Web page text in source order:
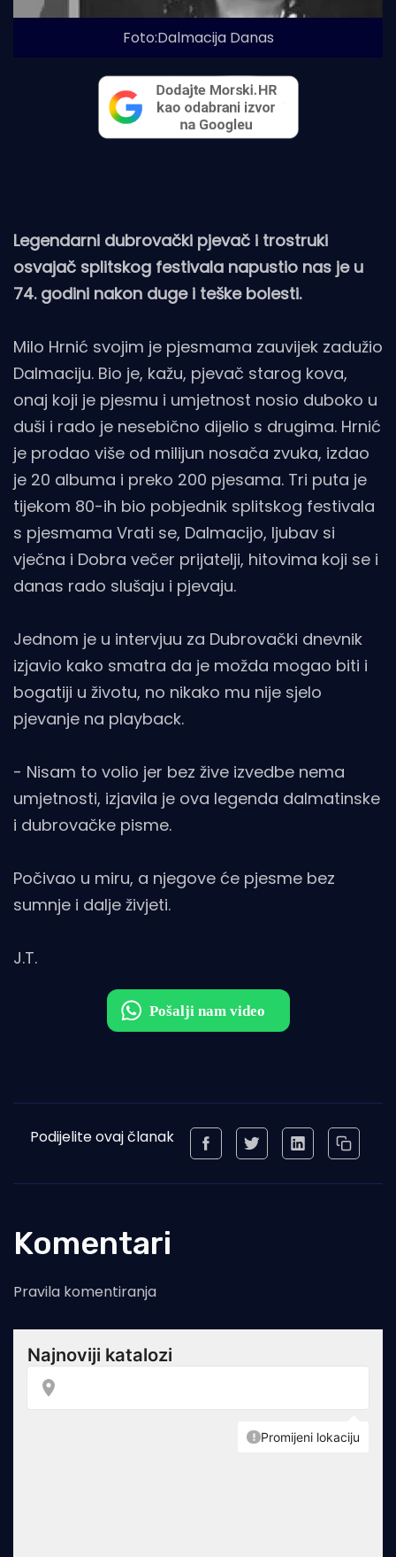
Foto:Dalmacija Danas
Legendarni dubrovački pjevač i trostruki
osvajač splitskog festivala napustio nas je u
74. godini nakon duge i teške bolesti.
Milo Hrnić svojim je pjesmama zauvijek zadužio
Dalmaciju. Bio je, kažu, pjevač starog kova,
onaj koji je pjesmu i umjetnost nosio duboko u
duši i rado je nesebično dijelio s drugima. Hrnić
je prodao više od milijun nosača zvuka, izdao
je 20 albuma i preko 200 pjesama. Tri puta je
tijekom 80-ih bio pobjednik splitskog festivala
s pjesmama Vrati se, Dalmacijo, ljubav si
vječna i Dobra večer prijatelji, hitovima koji se i
danas rado slušaju i pjevaju.
Jednom je u intervjuu za Dubrovački dnevnik
izjavio kako smatra da je možda mogao biti i
bogatiji u životu, no nikako mu nije sjelo
pjevanje na playback.
- Nisam to volio jer bez žive izvedbe nema
umjetnosti, izjavila je ova legenda dalmatinske
i dubrovačke pisme.
Počivao u miru, a njegove će pjesme bez
sumnje i dalje živjeti.
J.T.
Podijelite ovaj članak
Komentari
Pravila komentiranja